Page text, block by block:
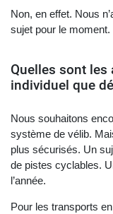
Non, en effet. Nous
sujet pour le moment.
Quelles sont les
individuel que
Nous souhaitons
système de vélib.
plus sécurisés. Un
de pistes cyclables.
l’année.
Pour les transports